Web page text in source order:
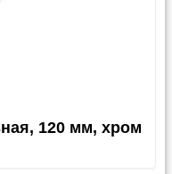
120 мм, хром